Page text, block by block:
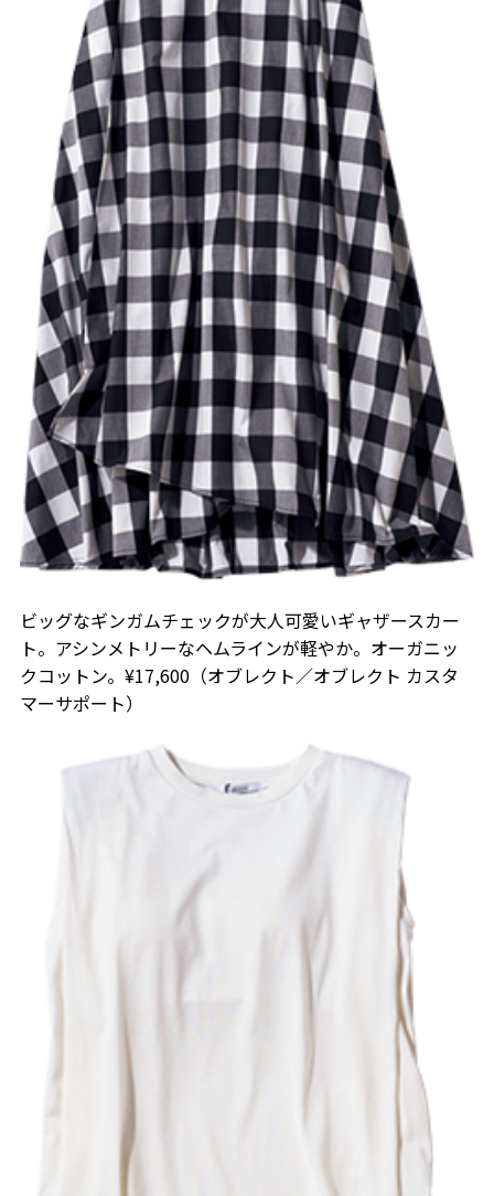
ビッグなギンガムチェックが大人可愛いギャザースカー
ト。アシンメトリーなヘムラインが軽やか。オーガニッ
クコットン。¥17,600（オブレクト／オブレクト カスタ
マーサポート）